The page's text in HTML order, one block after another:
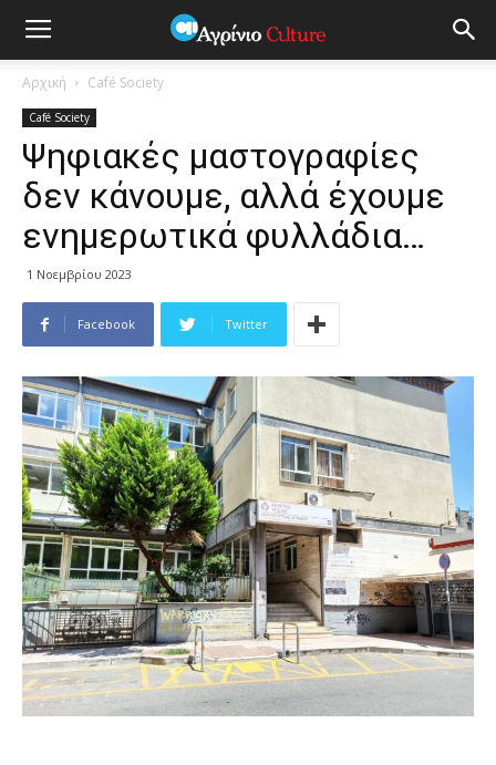
Αρχική Café Society
Café Society
Ψηφιακές μαστογραφίες
δεν κάνουμε, αλλά έχουμε
ενημερωτικά φυλλάδια…
1 Νοεμβρίου 2023
Facebook Twitter